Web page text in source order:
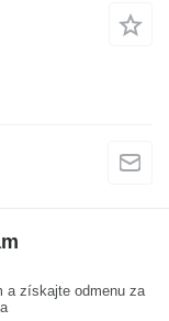
a získajte odmenu za